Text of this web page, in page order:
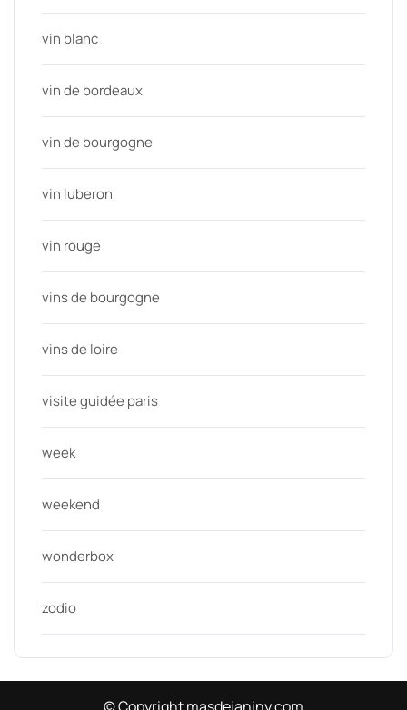
vin blanc
vin de bordeaux
vin de bourgogne
vin luberon
vin rouge
vins de bourgogne
vins de loire
visite guidée paris
week
weekend
wonderbox
zodio